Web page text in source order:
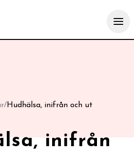
/Hudhälsa, inifrån och ut
inifrån